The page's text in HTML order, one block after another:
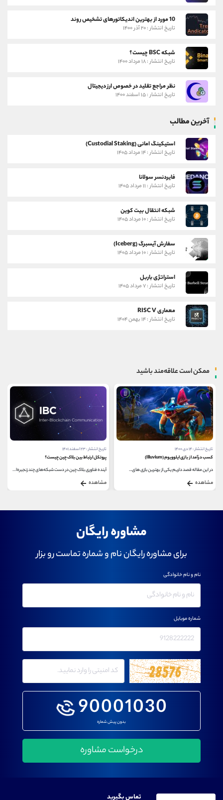
10 مورد از بهترین اندیکاتورهای تشخیص روند
تاریخ انتشار : ۲۰ آذر ۱۴۰۰
شبکه BSC چیست؟
تاریخ انتشار : ۱۸ مرداد ۱۴۰۰
نظر مراجع تقلید در خصوص ارز دیجیتال
تاریخ انتشار : ۱۵ اسفند ۱۴۰۰
آخرین مطالب
استیکینگ امانی (Custodial Staking)
تاریخ انتشار : ۱۴ مرداد ۱۴۰۵
فایردنسر سولانا
تاریخ انتشار : ۱۱ مرداد ۱۴۰۵
شبکه انتقال بیت کوین
تاریخ انتشار : ۱۰ مرداد ۱۴۰۵
سفارش آیسبرگ (Iceberg)
تاریخ انتشار : ۱۰ مرداد ۱۴۰۵
استراتژی باربل
تاریخ انتشار : ۷ مرداد ۱۴۰۵
معماری RISC V
تاریخ انتشار : ۱۴ بهمن ۱۴۰۴
ممکن است علاقه‌مند باشید
تاریخ انتشار : ۱۴ دی ۱۴۰۰
کسب درآمد از بازی ایلوویوم (Illuvium)
در این مقاله قصد داریم یکی از بهترین بازی های...
مشاهده
تاریخ انتشار : ۲۳ اسفند ۱۴۰۱
پروتکل ارتباط بین بلاک چین چیست؟
آینده فناوری بلاک چین در دست شبکه‌های چند ‌زنجیره‌ای...
مشاهده
مشاوره رایگان
برای مشاوره رایگان نام و شماره تماست رو بزار
90001030
بدون پیش شماره
نام و نام خانوادگی
شماره موبایل
تماس بگیرید